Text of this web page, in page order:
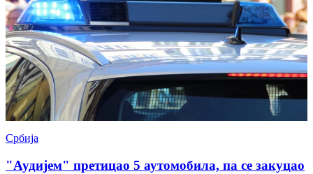
Србија
"Аудијем" претицао 5 аутомобила, па се закуцао